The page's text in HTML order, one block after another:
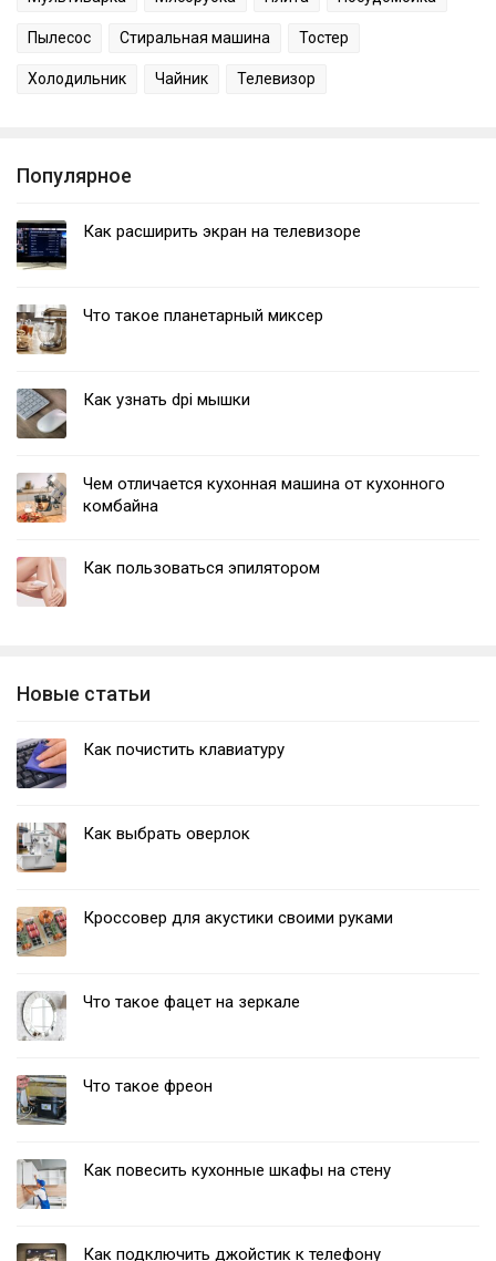
Пылесос Стиральная машина Тостер
Холодильник Чайник Телевизор
Популярное
Как расширить экран на телевизоре
Что такое планетарный миксер
Как узнать dpi мышки
Чем отличается кухонная машина от кухонного
комбайна
Как пользоваться эпилятором
Новые статьи
Как почистить клавиатуру
Как выбрать оверлок
Кроссовер для акустики своими руками
Что такое фацет на зеркале
Что такое фреон
Как повесить кухонные шкафы на стену
Как подключить джойстик к телефону